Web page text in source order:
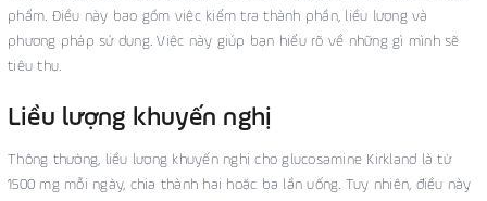
phẩm. Điều này bao gồm việc kiểm tra thành phần, liều lượng và
phương pháp sử dụng. Việc này giúp bạn hiểu rõ về những gì mình sẽ
tiêu thụ.
Liều lượng khuyến nghị
Thông thường, liều lượng khuyến nghị cho glucosamine Kirkland là từ
1500 mg mỗi ngày, chia thành hai hoặc ba lần uống. Tuy nhiên, điều này